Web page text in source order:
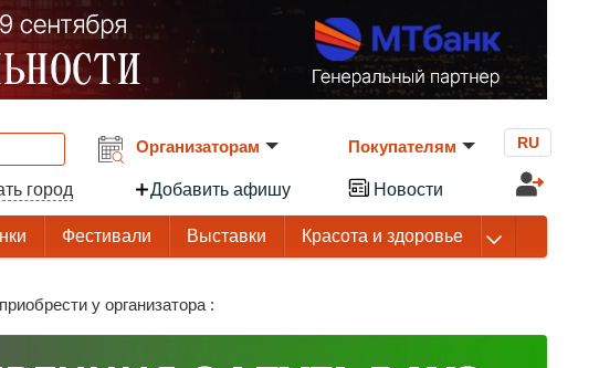
город
Организаторам
Добавить афишу
Покупателям
Новости
RU
Фестивали Выставки Красота и здоровье
у организатора :